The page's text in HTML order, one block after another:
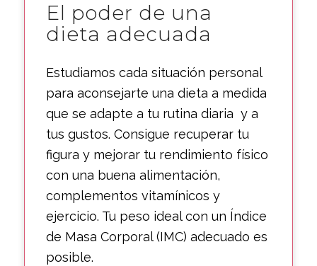
El poder de una
dieta adecuada
Estudiamos cada situación personal
para aconsejarte una dieta a medida
que se adapte a tu rutina diaria y a
tus gustos. Consigue recuperar tu
figura y mejorar tu rendimiento físico
con una buena alimentación,
complementos vitamínicos y
ejercicio. Tu peso ideal con un Índice
de Masa Corporal (IMC) adecuado es
posible.